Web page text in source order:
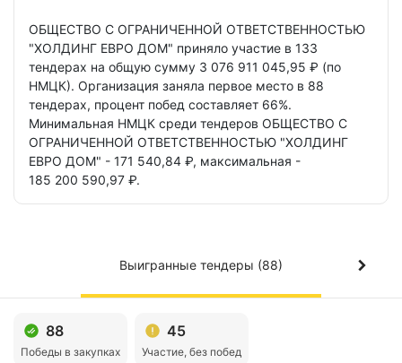
ОБЩЕСТВО С ОГРАНИЧЕННОЙ ОТВЕТСТВЕННОСТЬЮ
"ХОЛДИНГ ЕВРО ДОМ" приняло участие в 133
тендерах на общую сумму 3 076 911 045,95 ₽ (по
НМЦК). Организация заняла первое место в 88
тендерах, процент побед составляет 66%.
Минимальная НМЦК среди тендеров ОБЩЕСТВО С
ОГРАНИЧЕННОЙ ОТВЕТСТВЕННОСТЬЮ "ХОЛДИНГ
ЕВРО ДОМ" - 171 540,84 ₽, максимальная -
185 200 590,97 ₽.
Выигранные тендеры (88)
88
Победы в закупках
45
Участие, без побед